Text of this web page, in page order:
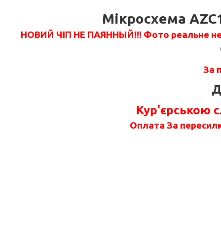
Мікросхема
НОВИЙ ЧІП НЕ ПАЯННЫЙ!!! Фото реальне
За
Кур'єрською
Оплата За